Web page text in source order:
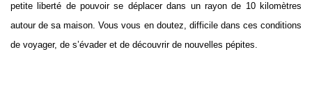
petite liberté de pouvoir se déplacer dans un rayon de 10 kilomètres
autour de sa maison. Vous vous en doutez, difficile dans ces conditions
de voyager, de s’évader et de découvrir de nouvelles pépites.